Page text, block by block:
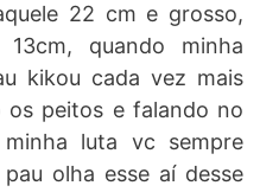
22 cm e grosso,
quando minha
kikou cada vez mais
peitos e falando no
luta vc sempre
olha esse aí desse